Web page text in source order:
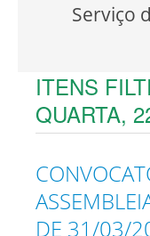
Serviço
ITENS
QUARTA,
DE 31/03/